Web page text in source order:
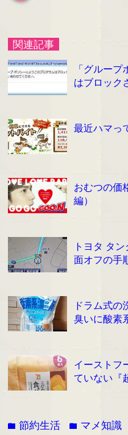
関連記事
「グルー
はブロック
最近ハマっ
おむつの価
編）
トヨタ タ
面オフの手
ドラム式の
臭いに酸素
イーストフ
ていない『
folder節約生活 folder マメ知識